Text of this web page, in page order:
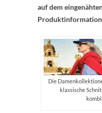
auf dem
Die
klassische